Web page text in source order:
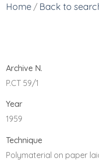
Home / Back to
Archive N.
P.CT 59/1
Year
1959
Technique
Polymaterial on paper